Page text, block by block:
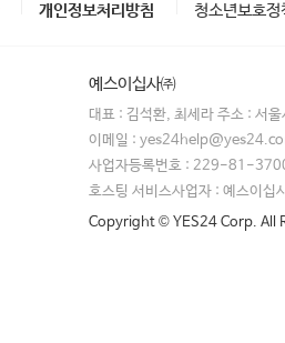
개인정보처리방침 청소년보호정
예스이십사㈜
대표 : 김석환, 최세라 주소 : 서
이메일 :
사업자등록번호 : 229-81-
호스팅 서비스사업자 : 예스이십
Copyright © YES24 Corp. All